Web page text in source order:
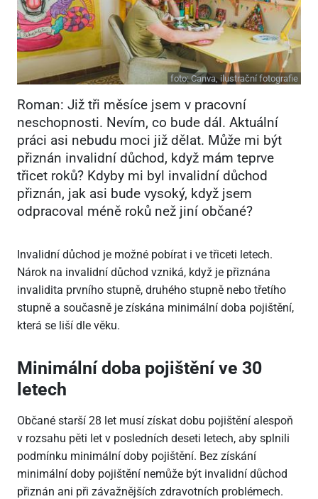
foto:Canva, ilustrační fotografie
Roman: Již tři měsíce jsem v pracovní
neschopnosti. Nevím, co bude dál. Aktuální
práci asi nebudu moci již dělat. Může mi být
přiznán invalidní důchod, když mám teprve
třicet roků? Kdyby mi byl invalidní důchod
přiznán, jak asi bude vysoký, když jsem
odpracoval méně roků než jiní občané?
Invalidní důchod je možné pobírat i ve třiceti letech.
Nárok na invalidní důchod vzniká, když je přiznána
invalidita prvního stupně, druhého stupně nebo třetího
stupně a současně je získána minimální doba pojištění,
která se liší dle věku.
Minimální doba pojištění ve 30
letech
Občané starší 28 let musí získat dobu pojištění alespoň
v rozsahu pěti let v posledních deseti letech, aby splnili
podmínku minimální doby pojištění. Bez získání
minimální doby pojištění nemůže být invalidní důchod
přiznán ani při závažnějších zdravotních problémech.